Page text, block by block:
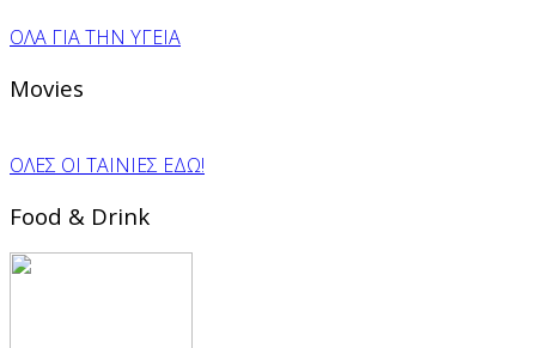
ΟΛΑ ΓΙΑ ΤΗΝ ΥΓΕΙΑ
Movies
ΟΛΕΣ ΟΙ ΤΑΙΝΙΕΣ ΕΔΩ!
Food & Drink